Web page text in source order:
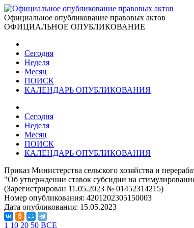
Официальное опубликование правовых актов
ОФИЦИАЛЬНОЕ ОПУБЛИКОВАНИЕ
Сегодня
Неделя
Месяц
ПОИСК
КАЛЕНДАРЬ ОПУБЛИКОВАНИЯ
Сегодня
Неделя
Месяц
ПОИСК
КАЛЕНДАРЬ ОПУБЛИКОВАНИЯ
Приказ Министерства сельского хозяйства и
"Об утверждении ставок субсидии на
(Зарегистрирован 11.05.2023 № 01452314215)
Номер опубликования: 4201202305150003
Дата опубликования: 15.05.2023
1 10 20 50 ВСЕ